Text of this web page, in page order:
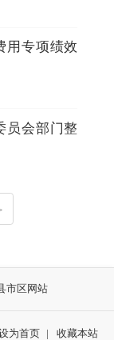
用专项绩效
员会部门整
市区网站
为首页 |
收藏本站